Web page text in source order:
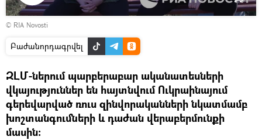
Դիտել
տեսանյութը
© RIA Novosti
Բաժանորդագրվել
ԶԼՄ-ներում պարբերաբար ականատեսների
վկայություններ են հայտնվում Ուկրաինայում
գերեվարված ռուս զինվորականների նկատմամբ
խոշտանգումների և դաժան վերաբերմունքի
մասին: